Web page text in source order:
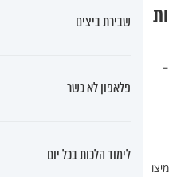
שבירת ביצים
פלאפון לא כשר
לימוד הלכות בכל יום